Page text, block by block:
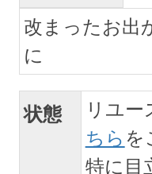
改まったお出
に
状態 リユ
ちら を
特に目